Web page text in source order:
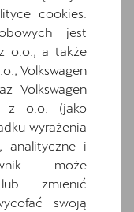
i
cookies.
jest
o.o., a także
Volkswagen
Volkswagen
z o.o. (jako
wyrażenia
analityczne i
może
zmienić
swoją